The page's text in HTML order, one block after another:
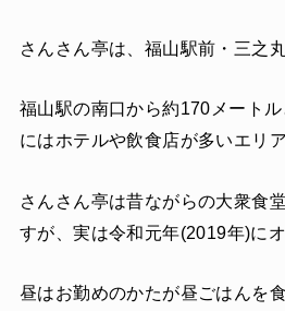
さんさん亭は、福山駅前・三之
福山駅の南口から約170メート
にはホテルや飲食店が多いエリ
さんさん亭は昔ながらの大衆食
すが、実は令和元年(2019年)に
昼はお勤めのかたが昼ごはんを